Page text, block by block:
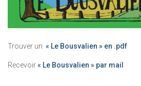
Trouver un « Le Bousvalien » en .pdf
Recevoir« Le Bousvalien » par mail